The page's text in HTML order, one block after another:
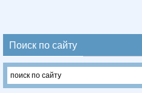
Поиск по сайту